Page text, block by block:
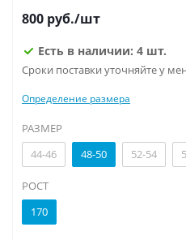
800 руб./шт
Есть в наличии: 4 шт.
Сроки поставки уточняйте у
Определение размера
РАЗМЕР
44-46
48-50 52-54
РОСТ
170